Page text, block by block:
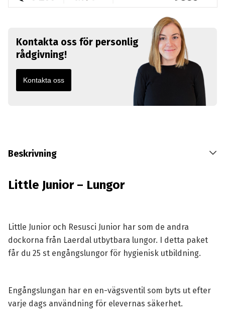
Kontakta oss för personlig
rådgivning!
Kontakta oss
Beskrivning
Little Junior – Lungor
Little Junior och Resusci Junior har som de andra
dockorna från Laerdal utbytbara lungor. I detta paket
får du 25 st engångslungor för hygienisk utbildning.
Engångslungan har en en-vägsventil som byts ut efter
varje dags användning för elevernas säkerhet.